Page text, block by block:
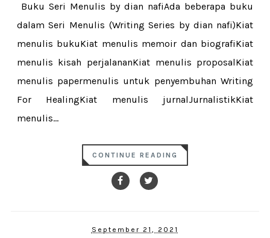
Buku Seri Menulis by dian nafiAda beberapa buku
dalam Seri Menulis (Writing Series by dian nafi)Kiat
menulis bukuKiat menulis memoir dan biografiKiat
menulis kisah perjalananKiat menulis proposalKiat
menulis papermenulis untuk penyembuhan Writing
For HealingKiat menulis jurnalJurnalistikKiat
menulis...
CONTINUE READING
September 21, 2021